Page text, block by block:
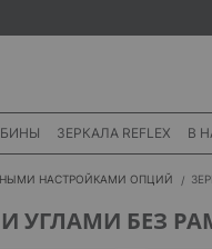
ЗЕРКАЛА REFLEX В
НАСТРОЙКАМИ ОПЦИЙ
УГЛАМИ БЕЗ